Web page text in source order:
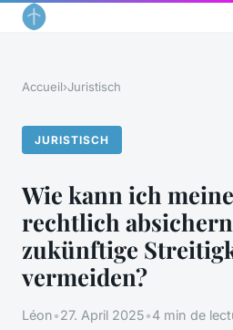
Accueil›Juristisch
JURISTISCH
Wie kann ich
rechtlich
zukünftige
vermeiden?
Léon•27. April 2025•4 min de